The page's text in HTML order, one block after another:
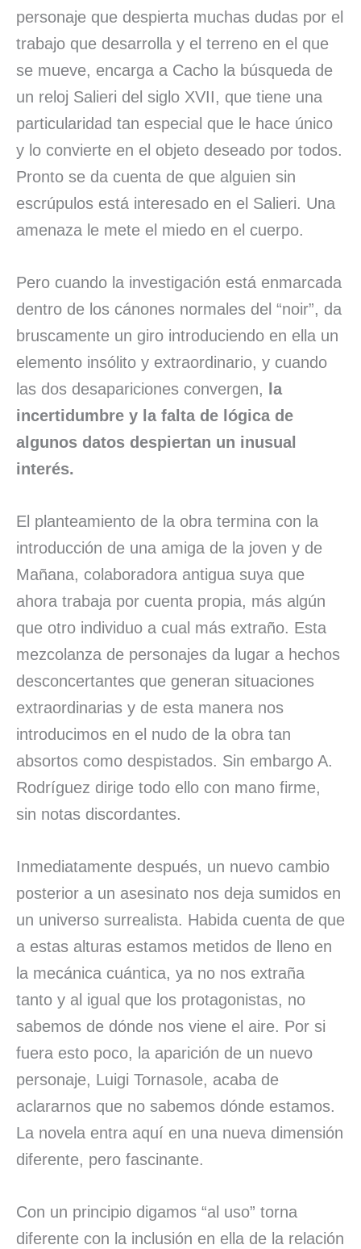
personaje que despierta muchas dudas por el
trabajo que desarrolla y el terreno en el que
se mueve, encarga a Cacho la búsqueda de
un reloj Salieri del siglo XVII, que tiene una
particularidad tan especial que le hace único
y lo convierte en el objeto deseado por todos.
Pronto se da cuenta de que alguien sin
escrúpulos está interesado en el Salieri. Una
amenaza le mete el miedo en el cuerpo.
Pero cuando la investigación está enmarcada
dentro de los cánones normales del “noir”, da
bruscamente un giro introduciendo en ella un
elemento insólito y extraordinario, y cuando
las dos desapariciones convergen, la
incertidumbre y la falta de lógica de
algunos datos despiertan un inusual
interés.
El planteamiento de la obra termina con la
introducción de una amiga de la joven y de
Mañana, colaboradora antigua suya que
ahora trabaja por cuenta propia, más algún
que otro individuo a cual más extraño. Esta
mezcolanza de personajes da lugar a hechos
desconcertantes que generan situaciones
extraordinarias y de esta manera nos
introducimos en el nudo de la obra tan
absortos como despistados. Sin embargo A.
Rodríguez dirige todo ello con mano firme,
sin notas discordantes.
Inmediatamente después, un nuevo cambio
posterior a un asesinato nos deja sumidos en
un universo surrealista. Habida cuenta de que
a estas alturas estamos metidos de lleno en
la mecánica cuántica, ya no nos extraña
tanto y al igual que los protagonistas, no
sabemos de dónde nos viene el aire. Por si
fuera esto poco, la aparición de un nuevo
personaje, Luigi Tornasole, acaba de
aclararnos que no sabemos dónde estamos.
La novela entra aquí en una nueva dimensión
diferente, pero fascinante.
Con un principio digamos “al uso” torna
diferente con la inclusión en ella de la relación